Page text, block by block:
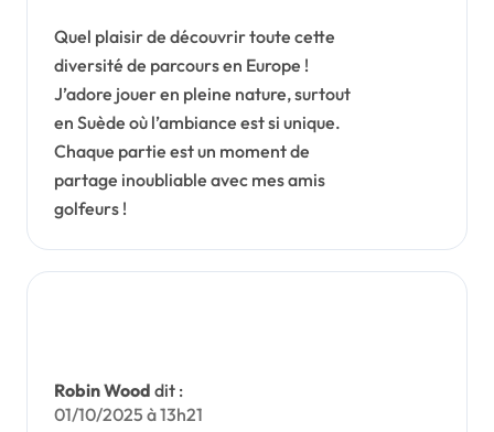
malch
ance
Quel plaisir de découvrir toute cette
diversité de parcours en Europe !
J’adore jouer en pleine nature, surtout
en Suède où l’ambiance est si unique.
Chaque partie est un moment de
partage inoubliable avec mes amis
golfeurs !
Robin Wood dit :
01/10/2025 à 13h21